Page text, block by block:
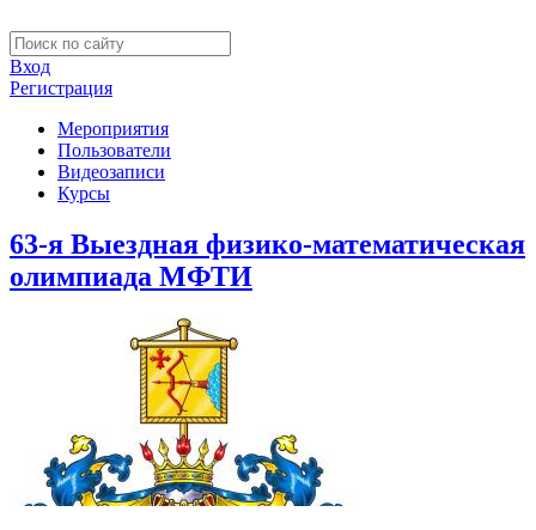
Вход
Регистрация
Мероприятия
Пользователи
Видеозаписи
Курсы
63-я Выездная физико-математическая
олимпиада МФТИ